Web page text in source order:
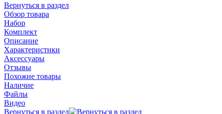
Вернуться в раздел
Обзор товара
Набор
Комплект
Описание
Характеристики
Аксессуары
Отзывы
Похожие товары
Наличие
Файлы
Видео
Вернуться в раздел